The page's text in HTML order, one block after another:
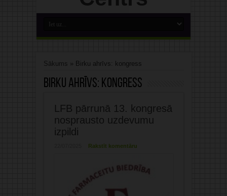
Sākums » Birku ahrīvs: kongress
Birku ahrīvs: kongress
LFB pārrunā 13. kongresā
nosprausto uzdevumu
izpildi
Rakstīt komentāru